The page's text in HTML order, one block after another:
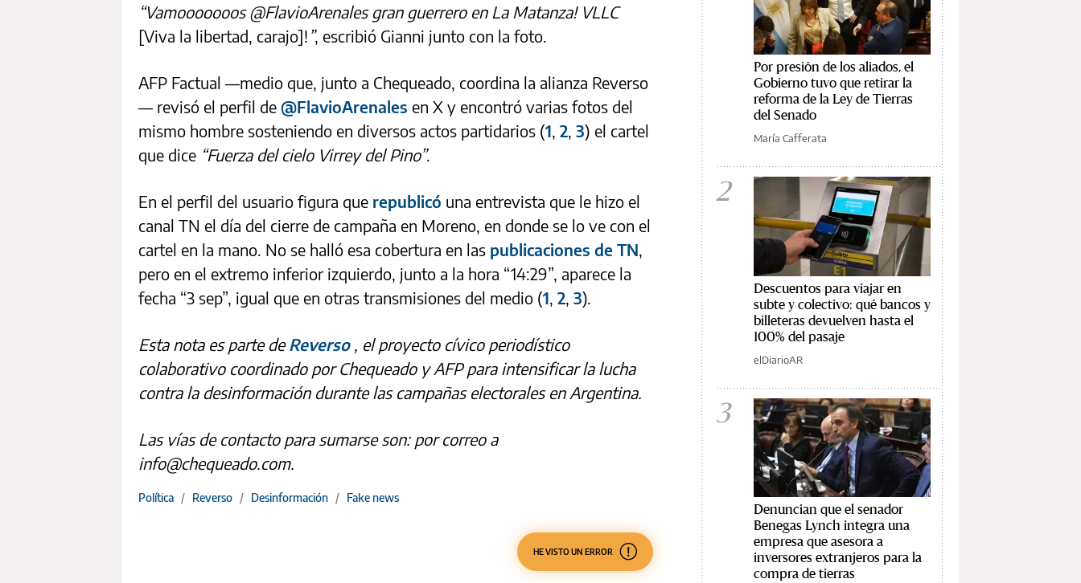
“Vamooooooos @FlavioArenales gran guerrero en La Matanza! VLLC
[Viva la libertad, carajo]! ”, escribió Gianni junto con la foto.
AFP Factual —medio que, junto a Chequeado, coordina la alianza Reverso
— revisó el perfil de @FlavioArenales en X y encontró varias fotos del
mismo hombre sosteniendo en diversos actos partidarios (1, 2, 3) el cartel
que dice “Fuerza del cielo Virrey del Pino”.
En el perfil del usuario figura que republicó una entrevista que le hizo el
canal TN el día del cierre de campaña en Moreno, en donde se lo ve con el
cartel en la mano. No se halló esa cobertura en las publicaciones de TN,
pero en el extremo inferior izquierdo, junto a la hora “14:29”, aparece la
fecha “3 sep”, igual que en otras transmisiones del medio (1, 2, 3).
Esta nota es parte de Reverso
, el proyecto cívico periodístico
colaborativo coordinado por Chequeado y AFP para intensificar la lucha
contra la desinformación durante las campañas electorales en Argentina.
Las vías de contacto para sumarse son: por correo a
info@chequeado.com.
Política / Reverso / Desinformación / Fake news
HE VISTO UN ERROR
Por presión de los aliados, el
Gobierno tuvo que retirar la
reforma de la Ley de Tierras
del Senado
María Cafferata
2
Descuentos para viajar en
subte y colectivo: qué bancos y
billeteras devuelven hasta el
100% del pasaje
elDiarioAR
3
Denuncian que el senador
Benegas Lynch integra una
empresa que asesora a
inversores extranjeros para la
compra de tierras